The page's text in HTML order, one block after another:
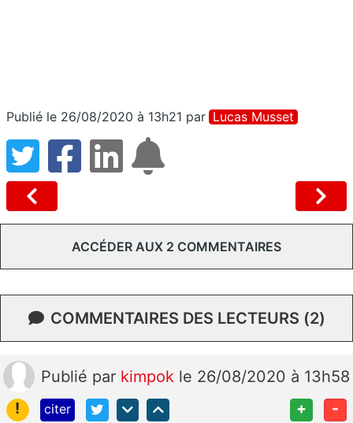
Publié le 26/08/2020 à 13h21 par Lucas Musset
ACCÉDER AUX 2 COMMENTAIRES
COMMENTAIRES DES LECTEURS (2)
Publié par kimpok le 26/08/2020 à 13h58
!
citer + -